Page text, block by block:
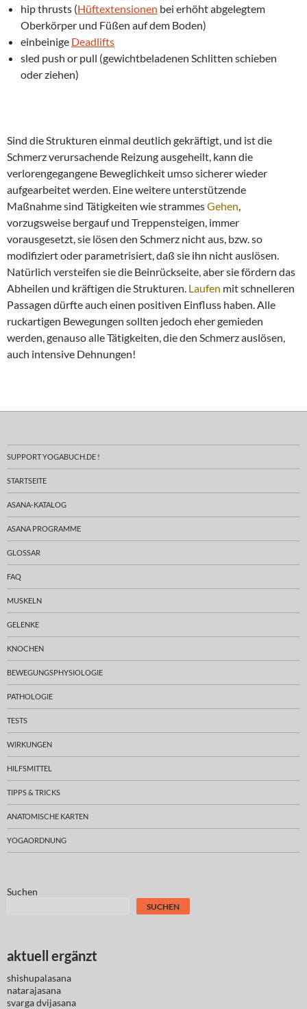
hip thrusts (Hüftextensionen bei erhöht abgelegtem
Oberkörper und Füßen auf dem Boden)
einbeinige Deadlifts
sled push or pull (gewichtbeladenen Schlitten schieben
oder ziehen)
Sind die Strukturen einmal deutlich gekräftigt, und ist die
Schmerz verursachende Reizung ausgeheilt, kann die
verlorengegangene Beweglichkeit umso sicherer wieder
aufgearbeitet werden. Eine weitere unterstützende
Maßnahme sind Tätigkeiten wie strammesGehen,
vorzugsweise bergauf und Treppensteigen, immer
vorausgesetzt, sie lösen den Schmerz nicht aus, bzw. so
modifiziert oder parametrisiert, daß sie ihn nicht auslösen.
Natürlich versteifen sie die Beinrückseite, aber sie fördern das
Abheilen und kräftigen die Strukturen. Laufen mit schnelleren
Passagen dürfte auch einen positiven Einfluss haben. Alle
ruckartigen Bewegungen sollten jedoch eher gemieden
werden, genauso alle Tätigkeiten, die den Schmerz auslösen,
auch intensive Dehnungen!
SUPPORT YOGABUCH.DE !
STARTSEITE
ASANA-KATALOG
ASANA PROGRAMME
GLOSSAR
FAQ
MUSKELN
GELENKE
KNOCHEN
BEWEGUNGSPHYSIOLOGIE
PATHOLOGIE
TESTS
WIRKUNGEN
HILFSMITTEL
TIPPS & TRICKS
ANATOMISCHE KARTEN
YOGAORDNUNG
Suchen
SUCHEN
aktuell ergänzt
shishupalasana
natarajasana
svarga dvijasana